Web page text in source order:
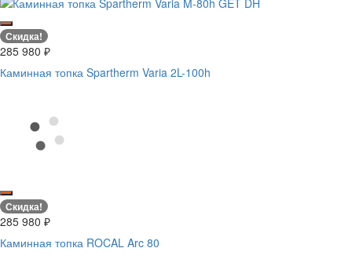
Скидка!
285 980 ₽
Каминная топка Spartherm Varia 2L-100h
Скидка!
285 980 ₽
Каминная топка ROCAL Arc 80